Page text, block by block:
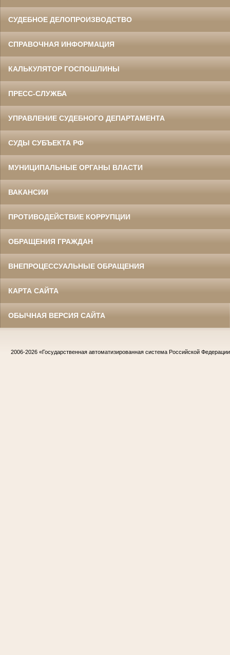
СУДЕБНОЕ ДЕЛОПРОИЗВОДСТВО
СПРАВОЧНАЯ ИНФОРМАЦИЯ
КАЛЬКУЛЯТОР ГОСПОШЛИНЫ
ПРЕСС-СЛУЖБА
УПРАВЛЕНИЕ СУДЕБНОГО ДЕПАРТАМЕНТА
СУДЫ СУБЪЕКТА РФ
МУНИЦИПАЛЬНЫЕ ОРГАНЫ ВЛАСТИ
ВАКАНСИИ
ПРОТИВОДЕЙСТВИЕ КОРРУПЦИИ
ОБРАЩЕНИЯ ГРАЖДАН
ВНЕПРОЦЕССУАЛЬНЫЕ ОБРАЩЕНИЯ
КАРТА САЙТА
ОБЫЧНАЯ ВЕРСИЯ САЙТА
2006-2026 «Государственная автоматизированная система Российской